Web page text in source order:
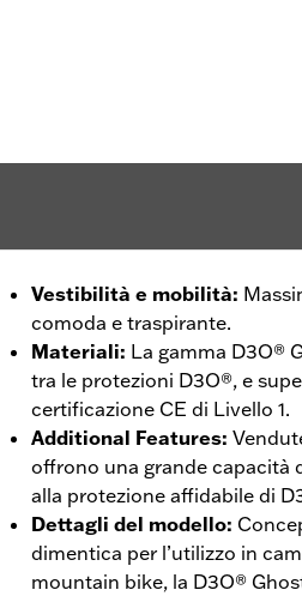
Vestibilità e mobilità:
comoda e traspirante.
Materiali: La gamma D3O®
tra le protezioni D3O®, e
certificazione CE di Livello 1.
Additional Features:
offrono una grande capacità
alla protezione affidabile di
Dettagli del modello:
dimentica per l’utilizzo in
mountain bike, la D3O®